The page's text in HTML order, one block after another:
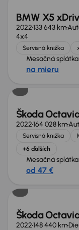
BMW X5
2022133 643 km
4x4
Servisná knižka
Mesačná splátka
na mieru
Nové v ponuke
Škoda
2022164 028 km
Servisná knižka
+6 ďalších
Mesačná splátka
od 47 €
Možnosť odpočtu
Škoda
2022148 440 km